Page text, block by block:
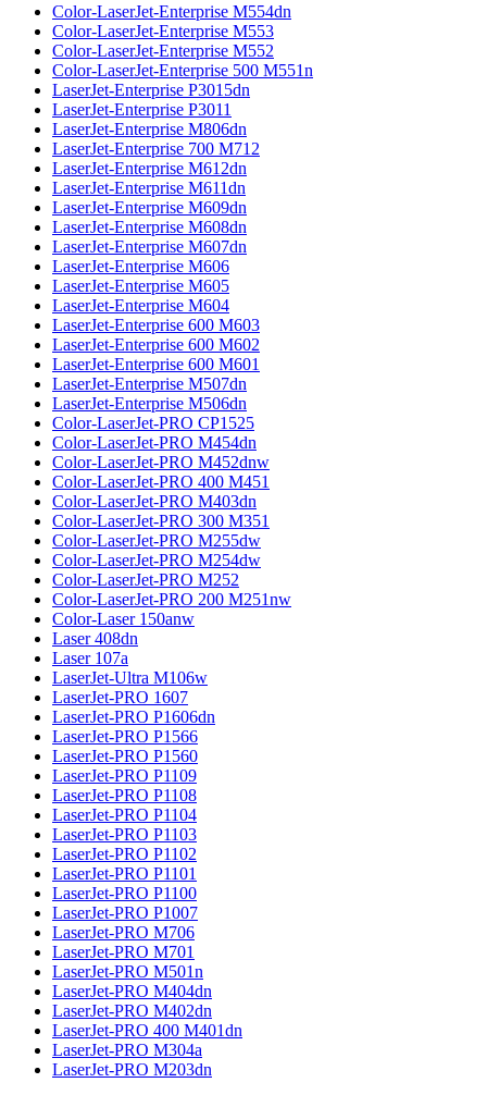
Color-LaserJet-Enterprise M554dn
Color-LaserJet-Enterprise M553
Color-LaserJet-Enterprise M552
Color-LaserJet-Enterprise 500 M551n
LaserJet-Enterprise P3015dn
LaserJet-Enterprise P3011
LaserJet-Enterprise M806dn
LaserJet-Enterprise 700 M712
LaserJet-Enterprise M612dn
LaserJet-Enterprise M611dn
LaserJet-Enterprise M609dn
LaserJet-Enterprise M608dn
LaserJet-Enterprise M607dn
LaserJet-Enterprise M606
LaserJet-Enterprise M605
LaserJet-Enterprise M604
LaserJet-Enterprise 600 M603
LaserJet-Enterprise 600 M602
LaserJet-Enterprise 600 M601
LaserJet-Enterprise M507dn
LaserJet-Enterprise M506dn
Color-LaserJet-PRO CP1525
Color-LaserJet-PRO M454dn
Color-LaserJet-PRO M452dnw
Color-LaserJet-PRO 400 M451
Color-LaserJet-PRO M403dn
Color-LaserJet-PRO 300 M351
Color-LaserJet-PRO M255dw
Color-LaserJet-PRO M254dw
Color-LaserJet-PRO M252
Color-LaserJet-PRO 200 M251nw
Color-Laser 150anw
Laser 408dn
Laser 107a
LaserJet-Ultra M106w
LaserJet-PRO 1607
LaserJet-PRO P1606dn
LaserJet-PRO P1566
LaserJet-PRO P1560
LaserJet-PRO P1109
LaserJet-PRO P1108
LaserJet-PRO P1104
LaserJet-PRO P1103
LaserJet-PRO P1102
LaserJet-PRO P1101
LaserJet-PRO P1100
LaserJet-PRO P1007
LaserJet-PRO M706
LaserJet-PRO M701
LaserJet-PRO M501n
LaserJet-PRO M404dn
LaserJet-PRO M402dn
LaserJet-PRO 400 M401dn
LaserJet-PRO M304a
LaserJet-PRO M203dn